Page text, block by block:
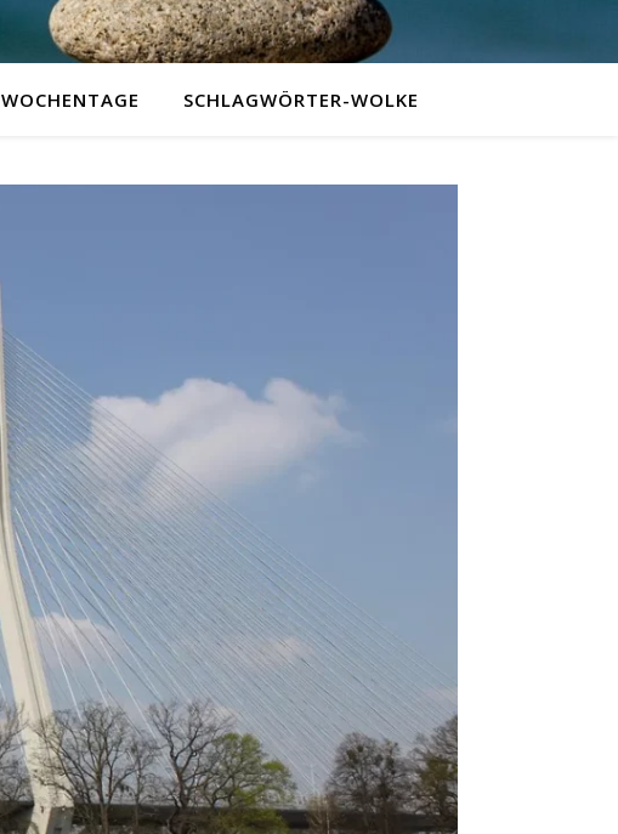
WOCHENTAGE SCHLAGWÖRTER-WOLKE